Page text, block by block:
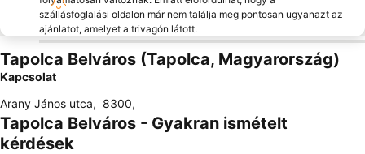
szállásfoglalási oldalon már nem találja meg pontosan ugyanazt az
ajánlatot, amelyet a trivagón látott.
Tapolca Belváros (Tapolca, Magyarország)
Kapcsolat
Arany János utca, 8300,
Tapolca Belváros - Gyakran ismételt
kérdések